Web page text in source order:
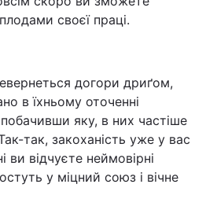
своєї праці.
догори дриґом,
в їхньому оточенні
яку, в них частіше
так, закоханість уже у вас
ви відчуєте неймовірні
у міцний союз і вічне